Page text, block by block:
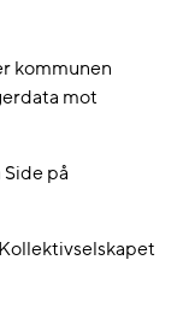
kommunen
mot
på